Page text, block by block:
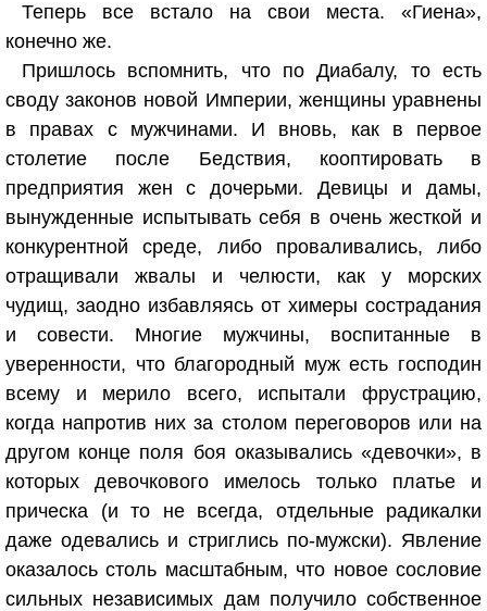
Теперь все встало на свои места. «Гиена»,
конечно же.
Пришлось вспомнить, что по Диабалу, то есть
своду законов новой Империи, женщины уравнены
в правах с мужчинами. И вновь, как в первое
столетие после Бедствия, кооптировать в
предприятия жен с дочерьми. Девицы и дамы,
вынужденные испытывать себя в очень жесткой и
конкурентной среде, либо проваливались, либо
отращивали жвалы и челюсти, как у морских
чудищ, заодно избавляясь от химеры сострадания
и совести. Многие мужчины, воспитанные в
уверенности, что благородный муж есть господин
всему и мерило всего, испытали фрустрацию,
когда напротив них за столом переговоров или на
другом конце поля боя оказывались «девочки», в
которых девочкового имелось только платье и
прическа (и то не всегда, отдельные радикалки
даже одевались и стриглись по-мужски). Явление
оказалось столь масштабным, что новое сословие
сильных независимых дам получило собственное